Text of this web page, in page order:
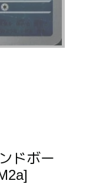
ドボー